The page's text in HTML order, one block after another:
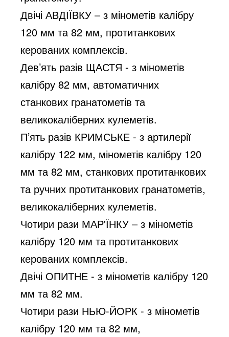
Двічі АВДІЇВКУ – з мінометів калібру
120 мм та 82 мм, протитанкових
керованих комплексів.
Дев’ять разів ЩАСТЯ - з мінометів
калібру 82 мм, автоматичних
станкових гранатометів та
великокаліберних кулеметів.
П’ять разів КРИМСЬКЕ - з артилерії
калібру 122 мм, мінометів калібру 120
мм та 82 мм, станкових протитанкових
та ручних протитанкових гранатометів,
великокаліберних кулеметів.
Чотири рази МАР'ЇНКУ – з мінометів
калібру 120 мм та протитанкових
керованих комплексів.
Двічі ОПИТНЕ - з мінометів калібру 120
мм та 82 мм.
Чотири рази НЬЮ-ЙОРК - з мінометів
калібру 120 мм та 82 мм,